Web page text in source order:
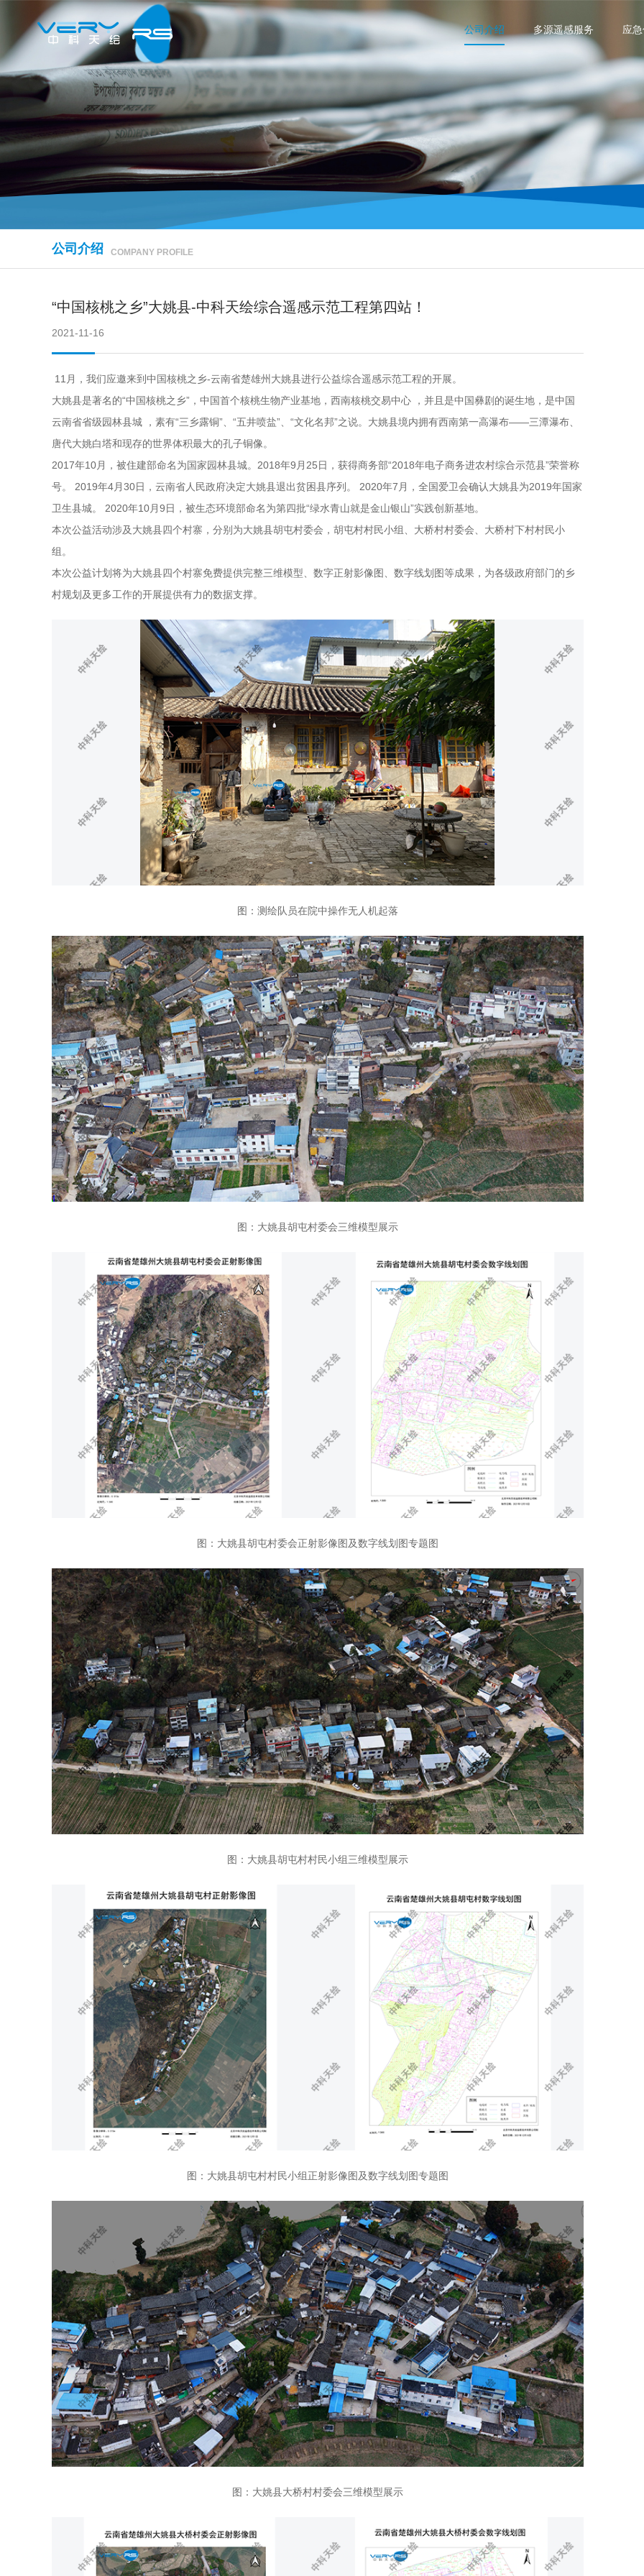
公司介绍 多源遥感服务 应
公司介绍 COMPANY PROFILE
“中国核桃之乡”大姚县-中科天绘综合遥感示范工程第四站！
2021-11-16
11月，我们应邀来到中国核桃之乡-云南省楚雄州大姚县进行公益综合遥感示范工程的开展。
大姚县是著名的“中国核桃之乡”，中国首个核桃生物产业基地，西南核桃交易中心 ，并且是中国彝剧的诞生地，是中国
云南省省级园林县城 ，素有“三乡露铜”、“五井喷盐”、“文化名邦”之说。大姚县境内拥有西南第一高瀑布——三潭瀑布、
唐代大姚白塔和现存的世界体积最大的孔子铜像。
2017年10月，被住建部命名为国家园林县城。2018年9月25日，获得商务部“2018年电子商务进农村综合示范县”荣誉称
号。 2019年4月30日，云南省人民政府决定大姚县退出贫困县序列。 2020年7月，全国爱卫会确认大姚县为2019年国家
卫生县城。 2020年10月9日，被生态环境部命名为第四批“绿水青山就是金山银山”实践创新基地。
本次公益活动涉及大姚县四个村寨，分别为大姚县胡屯村委会，胡屯村村民小组、大桥村村委会、大桥村下村村民小
组。
本次公益计划将为大姚县四个村寨免费提供完整三维模型、数字正射影像图、数字线划图等成果，为各级政府部门的乡
村规划及更多工作的开展提供有力的数据支撑。
图：测绘队员在院中操作无人机起落
图：大姚县胡屯村委会三维模型展示
图：大姚县胡屯村委会正射影像图及数字线划图专题图
图：大姚县胡屯村村民小组三维模型展示
图：大姚县胡屯村村民小组正射影像图及数字线划图专题图
图：大姚县大桥村村委会三维模型展示